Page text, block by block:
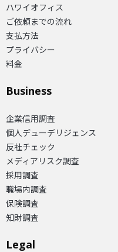
ハワイオフィス
ご依頼までの流れ
支払方法
プライバシー
料金
Business
企業信用調査
個人デューデリジェンス
反社チェック
メディアリスク調査
採用調査
職場内調査
保険調査
知財調査
Legal